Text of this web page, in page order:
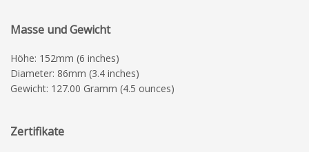
Masse und Gewicht
Höhe: 152mm (6 inches)
Diameter: 86mm (3.4 inches)
Gewicht: 127.00 Gramm (4.5 ounces)
Zertifikate